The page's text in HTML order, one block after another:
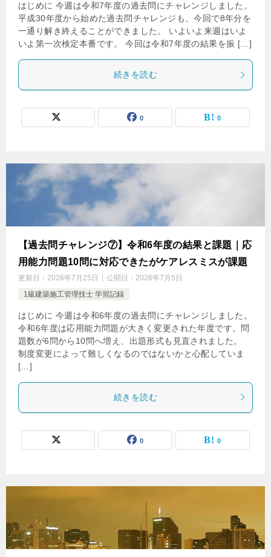
はじめに 今週は令和7年度の過去問にチャレンジしました。
平成30年度から始めた過去問チャレンジも、今回で8年分を
一通り解き終えることができました。 いよいよ来週はいよ
いよ第一次検定本番です。 今回は令和7年度の結果を振 […]
続きを読む
0 0
【過去問チャレンジ⑦】令和6年度の結果と課題｜応
用能力問題10問に対応できたがケアレスミスが課題
更新日： 2026年7月25日 公開日： 2026年7月5日
1級建築施工管理技士 学習記録
はじめに 今週は令和6年度の過去問にチャレンジしました。
令和6年度は応用能力問題が大きく変更された年度です。問
題数が6問から10問へ増え、出題形式も見直されました。
制度変更によって難しくなるのではないかと心配していま
[…]
続きを読む
0 0